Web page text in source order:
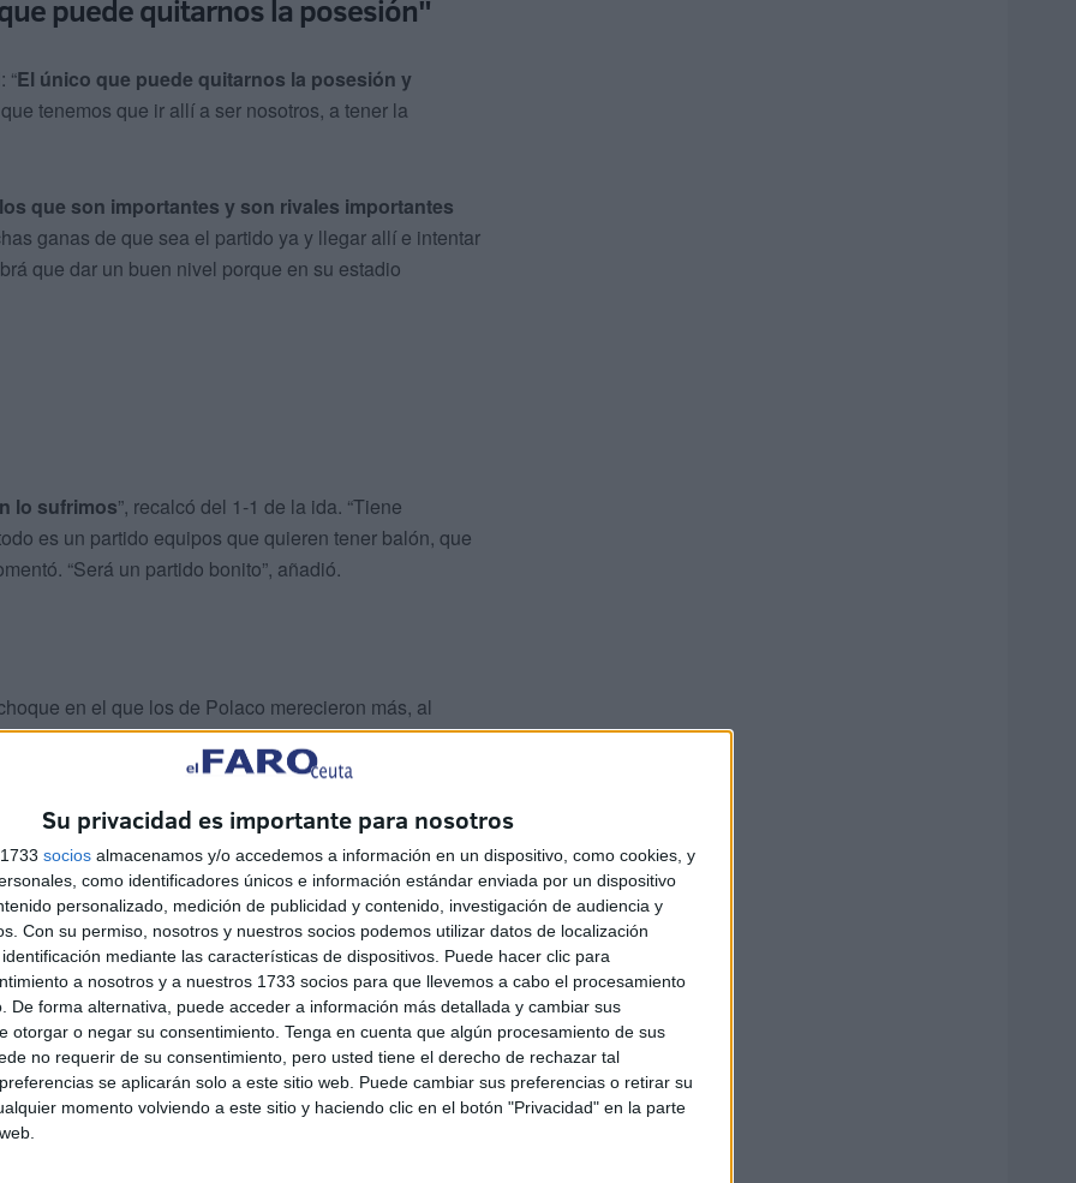
Su privacidad es importante para nosotros
socios almacenamos y/o accedemos a información en un dispositivo, como cookies, y
como identificadores únicos e información estándar enviada por un dispositivo
personalizado, medición de publicidad y contenido, investigación de audiencia y
Con su permiso, nosotros y nuestros socios podemos utilizar datos de localización
mediante las características de dispositivos. Puede hacer clic para
a nosotros y a nuestros 1733 socios para que llevemos a cabo el procesamiento
De forma alternativa, puede acceder a información más detallada y cambiar sus
otorgar o negar su consentimiento. Tenga en cuenta que algún procesamiento de sus
no requerir de su consentimiento, pero usted tiene el derecho de rechazar tal
se aplicarán solo a este sitio web. Puede cambiar sus preferencias o retirar su
momento volviendo a este sitio y haciendo clic en el botón "Privacidad" en la parte
puede quitarnos la posesión"
“El único que puede quitarnos la posesión y
tenemos que ir allí a ser nosotros, a tener la
que son importantes y son rivales importantes
ganas de que sea el partido ya y llegar allí e intentar
que dar un buen nivel porque en su estadio
lo sufrimos”, recalcó del 1-1 de la ida. “Tiene
es un partido equipos que quieren tener balón, que
“Será un partido bonito”, añadió.
en el que los de Polaco merecieron más, al
el otro día fue bien. Mi equipo otra vez parece
encuentro: “Jugamos muy bien. Es verdad que estas
un fallo que tuvimos, que no fue incluso el penalti,
hablado y no había pasado en dos o tres ocasiones
la personalidad, la que tuvimos el día de La